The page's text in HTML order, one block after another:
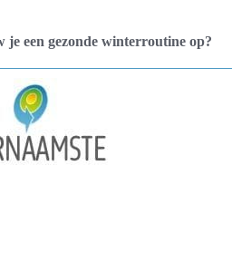
je een gezonde winterroutine op?